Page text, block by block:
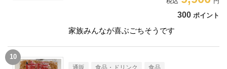
300 ポイント
家族みんなが喜ぶごちそうです
通販 食品・ドリンク 食品